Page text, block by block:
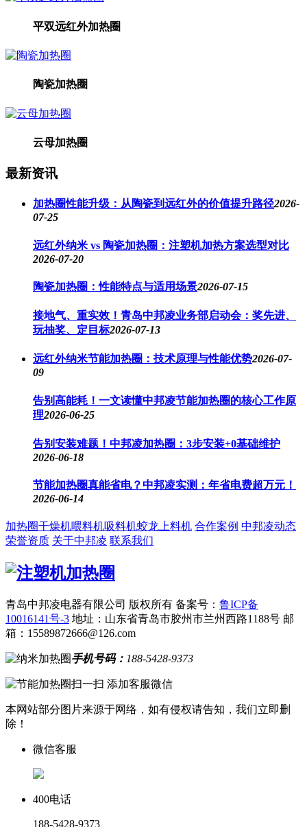
平双远红外加热圈
陶瓷加热圈
云母加热圈
最新资讯
加热圈性能升级：从陶瓷到远红外的价值提升路径2026-
07-25
远红外纳米 vs 陶瓷加热圈：注塑机加热方案选型对比
2026-07-20
陶瓷加热圈：性能特点与适用场景2026-07-15
接地气、重实效！青岛中邦凌业务部启动会：奖先进、
玩抽奖、定目标2026-07-13
远红外纳米节能加热圈：技术原理与性能优势2026-07-
09
告别高能耗！一文读懂中邦凌节能加热圈的核心工作原
理2026-06-25
告别安装难题！中邦凌加热圈：3步安装+0基础维护
2026-06-18
节能加热圈真能省电？中邦凌实测：年省电费超万元！
2026-06-14
加热圈干燥机喂料机吸料机蛟龙上料机 合作案例 中邦凌动态
荣誉资质 关于中邦凌 联系我们
青岛中邦凌电器有限公司 版权所有 备案号： 鲁ICP备
10016141号-3 地址：山东省青岛市胶州市兰州西路1188号 邮
箱：15589872666@126.com
手机号码： 188-5428-9373
扫一扫 添加客服微信
本网站部分图片来源于网络，如有侵权请告知，我们立即删
除！
微信客服
400电话
188-5428-9373